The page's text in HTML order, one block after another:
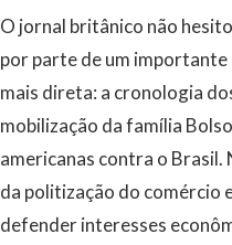
O jornal britânico não
por parte de um
mais direta: a cronologia
mobilização da família
americanas contra o
da politização do comércio
defender interesses